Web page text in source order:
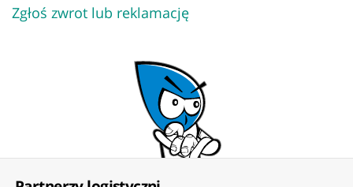
Zgłoś zwrot lub reklamację